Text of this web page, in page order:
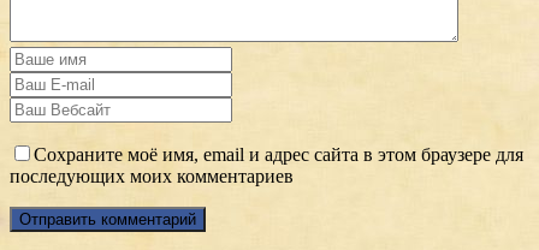
Сохраните моё имя, email и адрес сайта в этом браузере для
последующих моих комментариев